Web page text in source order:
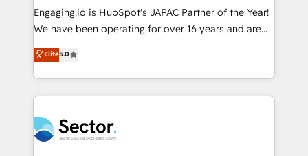
contratar e pagar a HubSpot em reais com nota
fiscal no Brasil e gerar economia de até 50% na
Oferecemos ainda agentes de IA especializados em
HubSpot que automatizam tarefas executam rotinas
empresas em 13 países utilizam a Nexforce. Somos
a maior parceira da HubSpot na América Latina e
Engaging.io is HubSpot's JAPAC Partner of the Year!
We have been operating for over 16 years and are
one of HubSpot's most experienced and technically
capable Agency Partners globally. We specialise in
complex CRM migrations, implementations,
integrations, custom CMS portal development,
businesses. Our teams are based in North America
and APAC. We are HubSpot's top-ranked Advanced
Elite5.0